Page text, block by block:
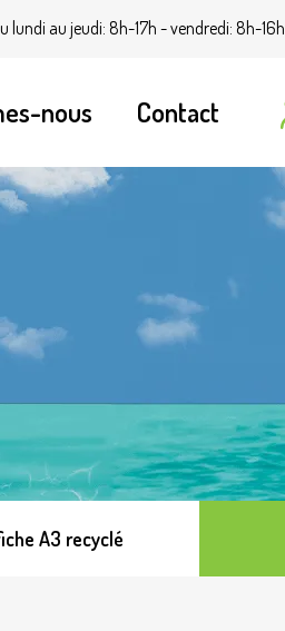
lundi au jeudi: 8h-17h - vendredi: 8h-16h
nous Contact
A3 recyclé